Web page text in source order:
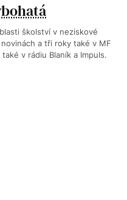
školství v neziskové
a tři roky také v MF
v rádiu Blaník a Impuls.